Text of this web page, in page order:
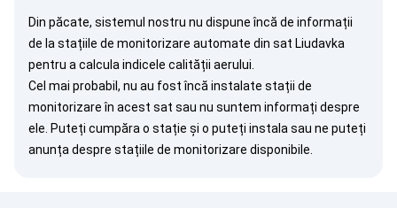
Din păcate, sistemul nostru nu dispune încă de informații
de la stațiile de monitorizare automate din sat Liudavka
pentru a calcula indicele calității aerului.
Cel mai probabil, nu au fost încă instalate stații de
monitorizare în acest sat sau nu suntem informați despre
ele. Puteți cumpăra o stație și o puteți instala sau ne puteți
anunța despre stațiile de monitorizare disponibile.